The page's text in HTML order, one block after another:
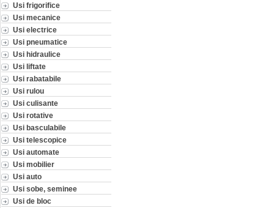
Usi frigorifice
Usi mecanice
Usi electrice
Usi pneumatice
Usi hidraulice
Usi liftate
Usi rabatabile
Usi rulou
Usi culisante
Usi rotative
Usi basculabile
Usi telescopice
Usi automate
Usi mobilier
Usi auto
Usi sobe, seminee
Usi de bloc